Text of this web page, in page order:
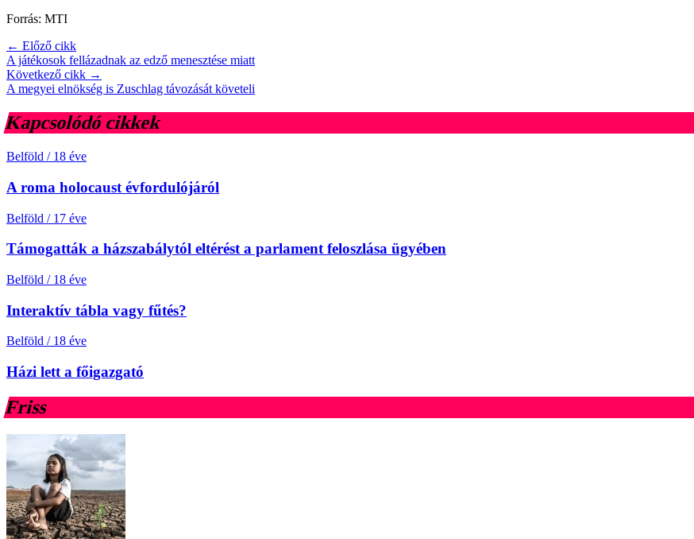
Forrás: MTI
← Előző cikk
A játékosok fellázadnak az edző menesztése miatt
Következő cikk →
A megyei elnökség is Zuschlag távozását követeli
Kapcsolódó cikkek
Belföld / 18 éve
A roma holocaust évfordulójáról
Belföld / 17 éve
Támogatták a házszabálytól eltérést a parlament feloszlása ügyében
Belföld / 18 éve
Interaktív tábla vagy fűtés?
Belföld / 18 éve
Házi lett a főigazgató
Friss